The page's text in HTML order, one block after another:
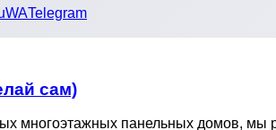
WATelegram
сам)
многоэтажных панельных домов, мы